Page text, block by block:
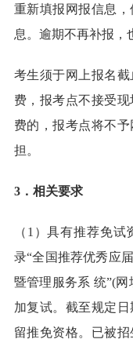
重新填报网报信息
息。逾期不再补报，
考生须于网上报名
费，报考点不接受
费的，报考点将不
担。
3．相关要求
（1）具有推荐免
录“全国推荐优秀应
暨管理服务系 统”(网
加复试。截至规定
留推免资格。已被